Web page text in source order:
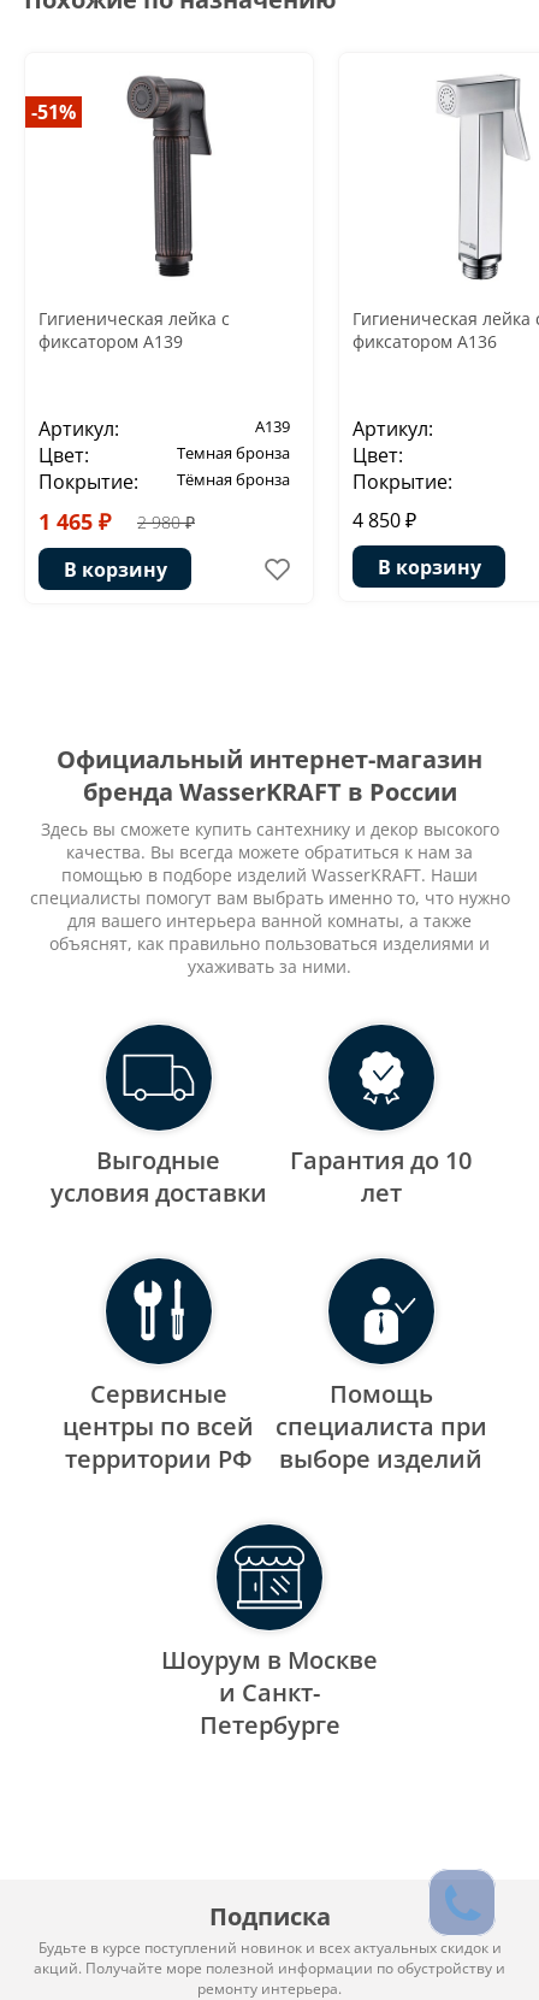
-51%
Гигиеническая лейка с
фиксатором A139
Артикул: A139
Цвет: Темная бронза
Покрытие: Тёмная бронза
1 465 ₽ 2 980 ₽
В корзину
Гигиеническая лейка
фиксатором A136
Артикул:
Цвет:
Покрытие:
4 850 ₽
В корзину
Официальный интернет-магазин
бренда WasserKRAFT в России
Здесь вы сможете купить сантехнику и декор высокого
качества. Вы всегда можете обратиться к нам за
помощью в подборе изделий WasserKRAFT. Наши
специалисты помогут вам выбрать именно то, что нужно
для вашего интерьера ванной комнаты, а также
объяснят, как правильно пользоваться изделиями и
ухаживать за ними.
Выгодные
уcловия доставки
Гарантия до 10
лет
Сервисные
центры по всей
территории РФ
Помощь
специалиста при
выборе изделий
Шоурум в Москве
и Санкт-
Петербурге
Подписка
Будьте в курсе поступлений новинок и всех актуальных скидок и
акций. Получайте море полезной информации по обустройству и
ремонту интерьера.